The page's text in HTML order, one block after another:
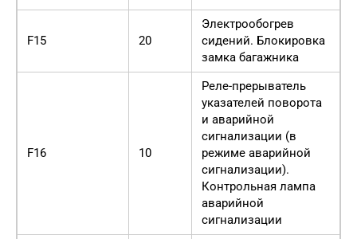
F15 20
Электрообогрев
сидений. Блокировка
замка багажника
F16 10
Реле-прерыватель
указателей поворота
и аварийной
сигнализации (в
режиме аварийной
сигнализации).
Контрольная лампа
аварийной
сигнализации